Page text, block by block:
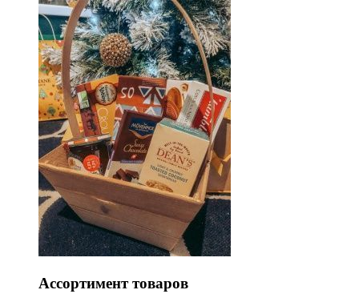
Ассортимент товаров